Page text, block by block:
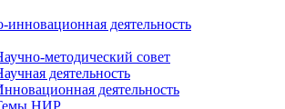
инновационная деятельность
методический совет
деятельность
деятельность
НИР